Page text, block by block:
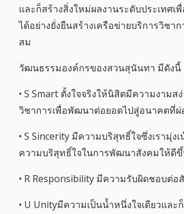
และก็สร้างสิ่งใหม่ผลงานระดับประเทศเ
ได้อย่างยั่งยืนสร้างเครือข่ายบริการวิชาก
สม
วัฒนธรรมองค์กรของสวนสุนันทา มีดังนี้
• S Smart ตั้งใจจริงให้นิสิตมีความงามส
วิชาการเพื่อพัฒนาต่อยอดไปสู่อนาคตที่ผ่
• S Sincerity มีความบริสุทธิ์ใจซึ่งเรามุ่
ความบริสุทธิ์ใจในการพัฒนาสังคมให้ดีขึ้
• R Responsibility มีความรับผิดชอบต่อ
• U Unityมีความเป็นน้ำหนึ่งใจเดียวและ